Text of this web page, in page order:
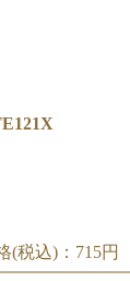
イプ
(税込)： 715円